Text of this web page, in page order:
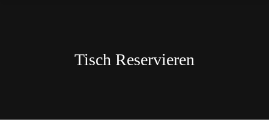
Tisch Reservieren